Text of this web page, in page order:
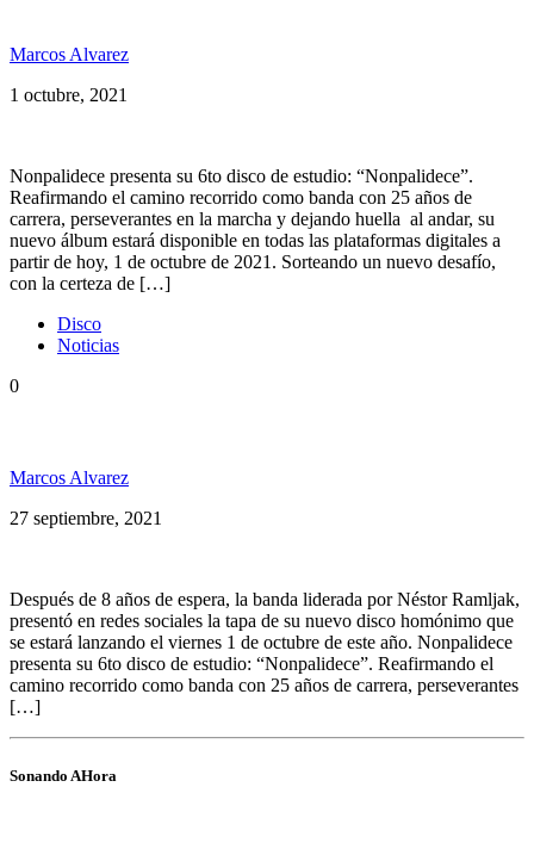
Marcos Alvarez
1 octubre, 2021
Nonpalidece presenta su 6to disco de estudio: “Nonpalidece”.
Reafirmando el camino recorrido como banda con 25 años de
carrera, perseverantes en la marcha y dejando huella al andar, su
nuevo álbum estará disponible en todas las plataformas digitales a
partir de hoy, 1 de octubre de 2021. Sorteando un nuevo desafío,
con la certeza de […]
Disco
Noticias
0
Marcos Alvarez
27 septiembre, 2021
Después de 8 años de espera, la banda liderada por Néstor Ramljak,
presentó en redes sociales la tapa de su nuevo disco homónimo que
se estará lanzando el viernes 1 de octubre de este año. Nonpalidece
presenta su 6to disco de estudio: “Nonpalidece”. Reafirmando el
camino recorrido como banda con 25 años de carrera, perseverantes
[…]
Sonando AHora